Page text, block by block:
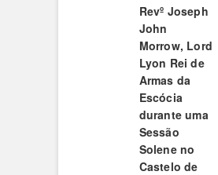
Revº Joseph
John
Morrow, Lord
Lyon Rei de
Armas da
Escócia
durante uma
Sessão
Solene no
Castelo de